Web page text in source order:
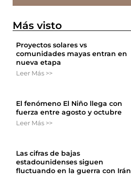
Más visto
Proyectos solares vs
comunidades mayas entran en
nueva etapa
Leer Más >>
El fenómeno El Niño llega con
fuerza entre agosto y octubre
Leer Más >>
Las cifras de bajas
estadounidenses siguen
fluctuando en la guerra con Irán